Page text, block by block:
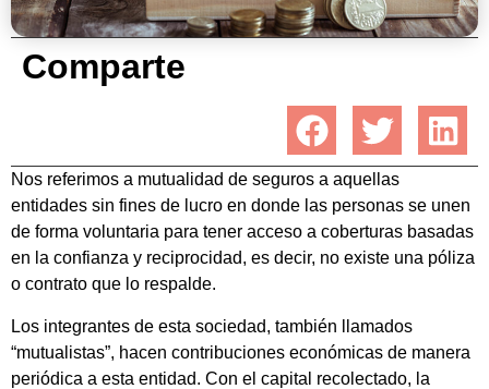
Comparte
Nos referimos a mutualidad de seguros a aquellas
entidades sin fines de lucro en donde las personas se unen
de forma voluntaria para tener acceso a coberturas basadas
en la confianza y reciprocidad, es decir, no existe una póliza
o contrato que lo respalde.
Los integrantes de esta sociedad, también llamados
“mutualistas”, hacen contribuciones económicas de manera
periódica a esta entidad. Con el capital recolectado, la